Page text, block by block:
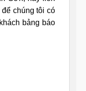
chúng tôi có
bảng báo